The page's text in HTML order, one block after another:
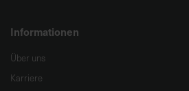
Informationen
Über uns
Karriere